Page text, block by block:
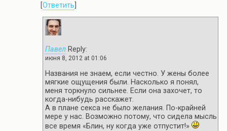
Ответить
Павел Reply:
июня 8, 2012 at 01:06
Названия не знаем, если честно. У жены более
мягкие ощущения были. Насколько я понял,
меня торкнуло сильнее. Если она захочет, то
когда-нибудь расскажет.
А в плане секса не было желания. По-крайней
мере у нас. Возможно потому, что сидела мысль
все время «Блин, ну когда уже отпустит!»